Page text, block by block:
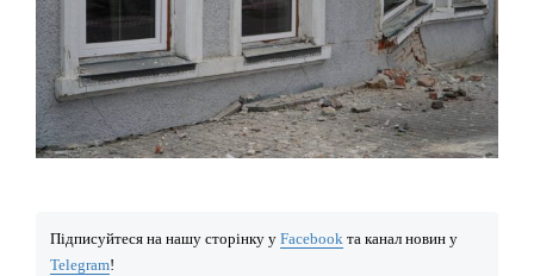
Підписуйтеся на нашу сторінку у Facebook та канал новин у
Telegram!